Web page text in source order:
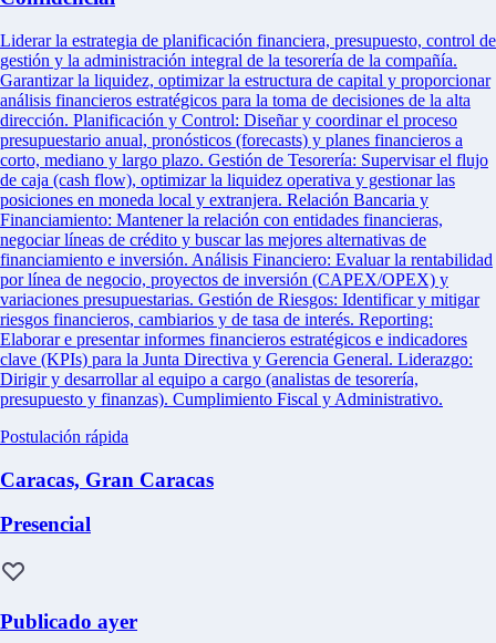
Liderar la estrategia de planificación financiera, presupuesto, control de
gestión y la administración integral de la tesorería de la compañía.
Garantizar la liquidez, optimizar la estructura de capital y proporcionar
análisis financieros estratégicos para la toma de decisiones de la alta
dirección. Planificación y Control: Diseñar y coordinar el proceso
presupuestario anual, pronósticos (forecasts) y planes financieros a
corto, mediano y largo plazo. Gestión de Tesorería: Supervisar el flujo
de caja (cash flow), optimizar la liquidez operativa y gestionar las
posiciones en moneda local y extranjera. Relación Bancaria y
Financiamiento: Mantener la relación con entidades financieras,
negociar líneas de crédito y buscar las mejores alternativas de
financiamiento e inversión. Análisis Financiero: Evaluar la rentabilidad
por línea de negocio, proyectos de inversión (CAPEX/OPEX) y
variaciones presupuestarias. Gestión de Riesgos: Identificar y mitigar
riesgos financieros, cambiarios y de tasa de interés. Reporting:
Elaborar e presentar informes financieros estratégicos e indicadores
clave (KPIs) para la Junta Directiva y Gerencia General. Liderazgo:
Dirigir y desarrollar al equipo a cargo (analistas de tesorería,
presupuesto y finanzas). Cumplimiento Fiscal y Administrativo.
Postulación rápida
Caracas, Gran Caracas
Presencial
Publicado ayer